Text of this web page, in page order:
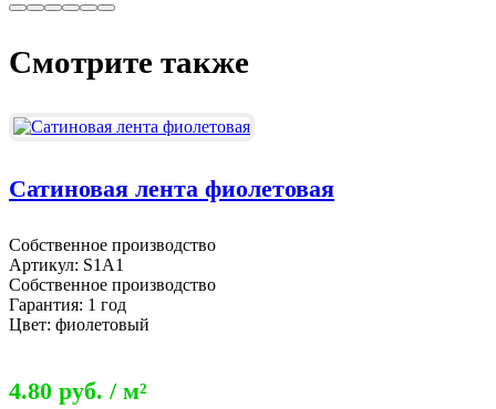
Смотрите также
Сатиновая лента фиолетовая
Собственное производство
Артикул: S1А1
Собственное производство
Гарантия: 1 год
Цвет: фиолетовый
4.80 руб. / м²